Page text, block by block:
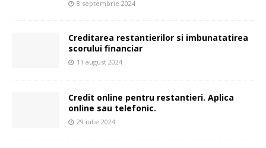
8 septembrie 2024
Creditarea restantierilor si imbunatatirea
scorului financiar
11 august 2024
Credit online pentru restantieri. Aplica
online sau telefonic.
29 iulie 2024